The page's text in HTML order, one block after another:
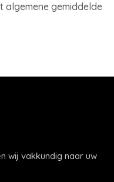
algemene gemiddelde
wij vakkundig naar uw